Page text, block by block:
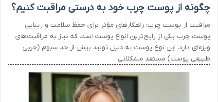
چگونه از پوست چرب خود به درستی مراقبت کنیم؟
مراقبت از پوست چرب: راهکارهای مؤثر برای حفظ سلامت و زیبایی
پوست چرب یکی از رایج‌ترین انواع پوست است که نیاز به مراقبت‌های
ویژه‌ای دارد. این نوع پوست به دلیل تولید بیش از حد سبوم (چربی
طبیعی پوست) مستعد مشکلاتی…